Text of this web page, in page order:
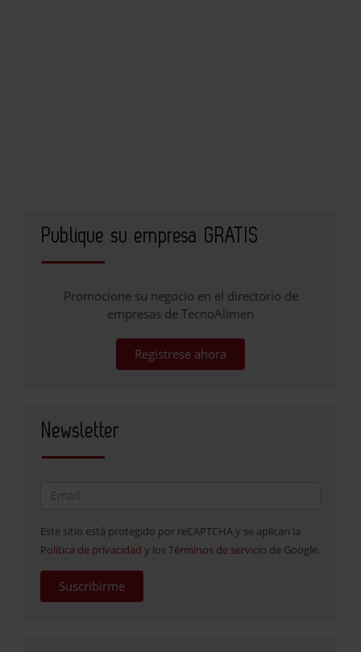
Publique su empresa GRATIS
Promocione su negocio en el directorio de
empresas de TecnoAlimen
Regístrese ahora
Newsletter
Este sitio está protegido por reCAPTCHA y se aplican la
Política de privacidad y los Términos de servicio de Google.
Suscribirme